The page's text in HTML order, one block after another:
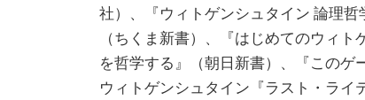
社）、『ウィトゲンシュタイン 論理哲
（ちくま新書）、『はじめてのウィ
を哲学する』（朝日新書）、『このゲ
ウィトゲンシュタイン『ラスト・ライ